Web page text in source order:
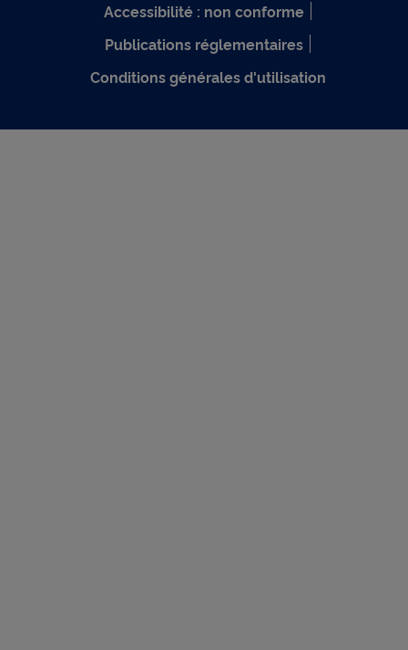
Accessibilité : non conforme
Publications réglementaires
Conditions générales d'utilisation